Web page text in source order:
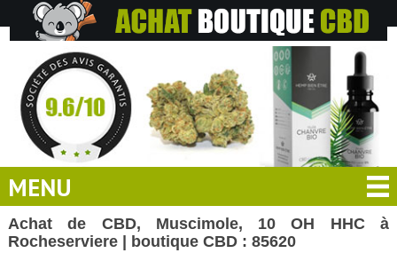
MENU
Achat de CBD, Muscimole, 10 OH HHC à
Rocheserviere | boutique CBD : 85620